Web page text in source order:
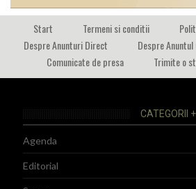
Start Termeni si conditii
Despre Anunturi Direct
Despre
Comunicate de presa
Trimite o
CATEGORII +
Agenda
Editorial